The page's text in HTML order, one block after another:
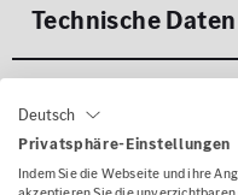
Technische Daten
Lieferumfang
Deutsch
Privatsphäre-Einstellungen
Indem Sie die Webseite und ihre